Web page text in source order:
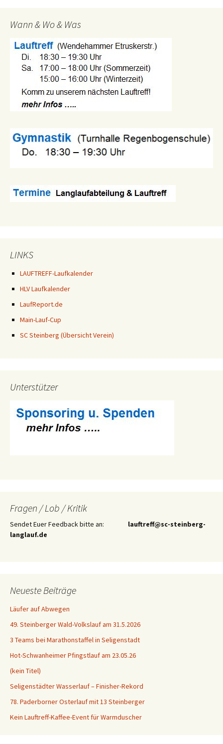
Wann & Wo & Was
LINKS
LAUFTREFF-Laufkalender
HLV Laufkalender
LaufReport.de
Main-Lauf-Cup
SC Steinberg (Übersicht Verein)
Unterstützer
Fragen / Lob / Kritik
Sendet Euer Feedback bitte an: lauftreff@sc-steinberg-
langlauf.de
Neueste Beiträge
Läufer auf Abwegen
49. Steinberger Wald-Volkslauf am 31.5.2026
3 Teams bei Marathonstaffel in Seligenstadt
Hot-Schwanheimer Pfingstlauf am 23.05.26
(kein Titel)
Seligenstädter Wasserlauf – Finisher-Rekord
78. Paderborner Osterlauf mit 13 Steinberger
Kein Lauftreff-Kaffee-Event für Warmduscher